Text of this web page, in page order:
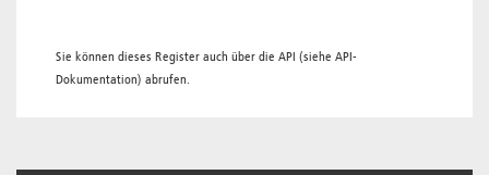
Sie können dieses Register auch über die API (siehe API-
Dokumentation) abrufen.